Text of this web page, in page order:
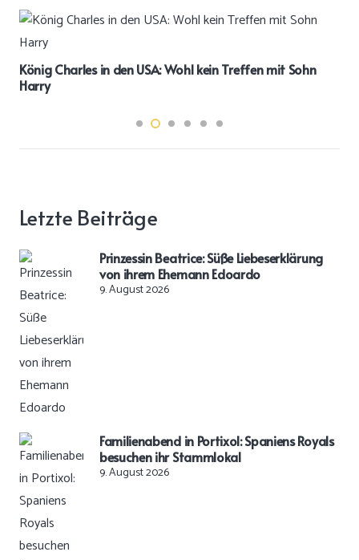
König Charles in den USA: Wohl kein Treffen mit Sohn
Harry
Letzte Beiträge
Prinzessin Beatrice: Süße Liebeserklärung
von ihrem Ehemann Edoardo
9. August 2026
Familienabend in Portixol: Spaniens Royals
besuchen ihr Stammlokal
9. August 2026